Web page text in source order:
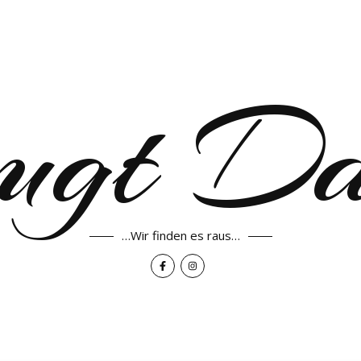
…Wir finden es raus…